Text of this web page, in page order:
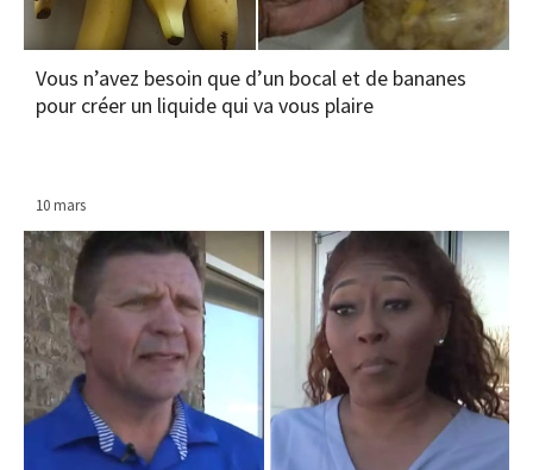
Vous n’avez besoin que d’un bocal et de bananes
pour créer un liquide qui va vous plaire
10 mars